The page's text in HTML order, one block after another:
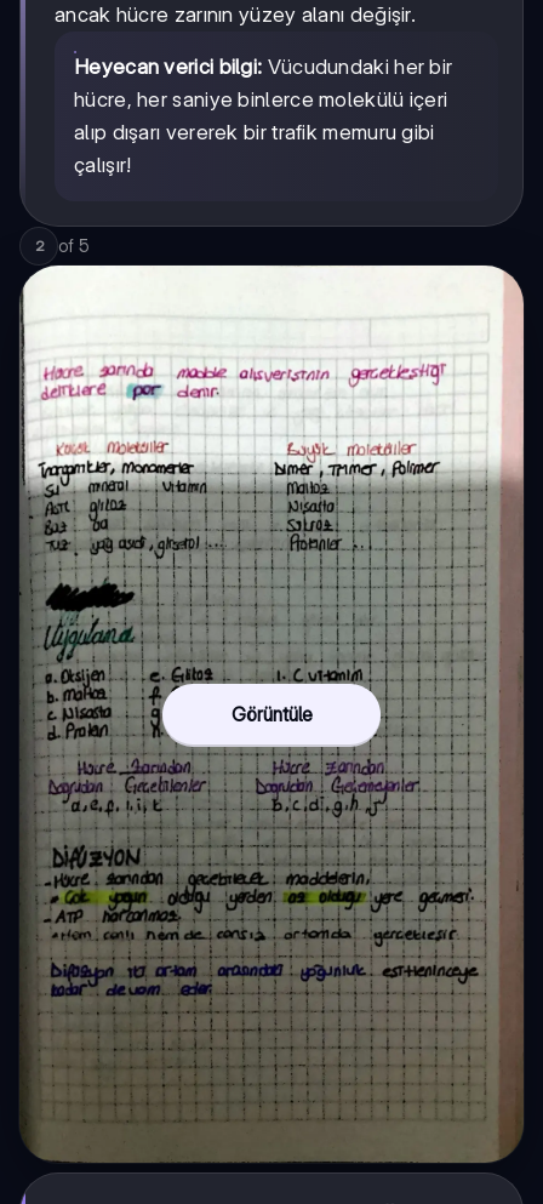
ancak hücre zarının yüzey alanı değişir.
Heyecan verici bilgi: Vücudundaki her bir
hücre, her saniye binlerce molekülü içeri
alıp dışarı vererek bir trafik memuru gibi
çalışır!
2 of 5
Görüntüle